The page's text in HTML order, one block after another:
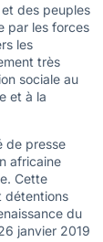
et des peuples
par les forces
les
très
sociale au
et à la
de presse
africaine
Cette
détentions
du
janvier 2019